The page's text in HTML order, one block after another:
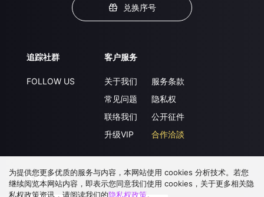
兑换序号
追踪社群
FOLLOW US
客户服务
关于我们
常见问题
联络我们
升级VIP
服务条款
隐私权
公开征件
合作洽談
下载 APP
为提供您更多优质的服务与内容，本网站使用 cookies 分析技术。若您
继续阅览本网站内容，即表示您同意我们使用 cookies，关于更多相关隐
私权政策资讯，请阅读我们的隐私权政策。